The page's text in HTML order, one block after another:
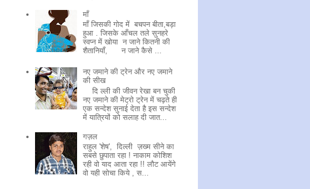
माँ
माँ जिसकी गोद में बचपन बीता,बड़ा
हुआ . जिसके आँचल तले सुनहरे
स्वप्न में खोया न जाने कितनी की
शैतानियाँ, न जाने कैसे ...
नए जमाने की ट्रेन और नए जमाने
की सीख
दि ल्ली की जीवन रेखा बन चुकी
नए जमाने की मेट्रो ट्रेन में चढ़ते ही
एक सन्देश सुनाई देता है इस सन्देश
में यात्रियों को सलाह दी जात...
गज़ल
राहुल 'शेष', दिल्ली ज़ख्म सीने का
सबसे छुपाता रहा ! नाकाम कोशिश
रही वो याद आता रहा !! लौट आयेंगे
वो यही सोचा किये , स...